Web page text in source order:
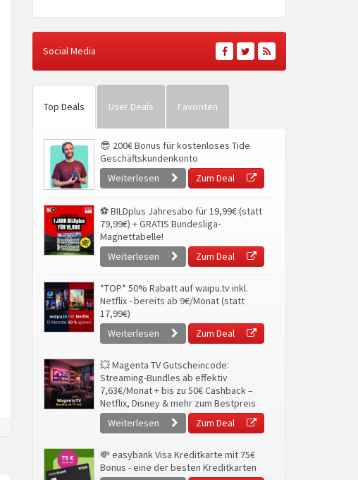
Social Media
Top Deals User Deals Favoriten
😎 200€ Bonus für kostenloses Tide
Geschäftskundenkonto
Weiterlesen
Zum Deal
⚽ BILDplus Jahresabo für 19,99€ (statt
79,99€) + GRATIS Bundesliga-
Magnettabelle!
Weiterlesen
Zum Deal
*TOP* 50% Rabatt auf waipu.tv inkl.
Netflix - bereits ab 9€/Monat (statt
17,99€)
Weiterlesen
Zum Deal
💥 Magenta TV Gutscheincode:
Streaming-Bundles ab effektiv
7,63€/Monat + bis zu 50€ Cashback –
Netflix, Disney & mehr zum Bestpreis
Weiterlesen
Zum Deal
💸 easybank Visa Kreditkarte mit 75€
Bonus - eine der besten Kreditkarten